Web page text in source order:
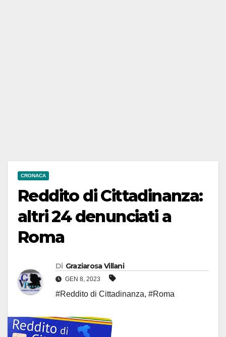
CRONACA
Reddito di Cittadinanza:
altri 24 denunciati a
Roma
Di Graziarosa Villani
GEN 8, 2023
#Reddito di Cittadinanza, #Roma